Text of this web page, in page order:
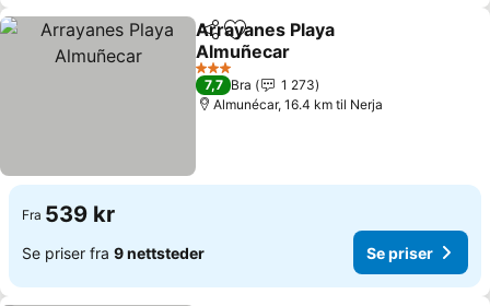
Del Legg til i favoritter
Arrayanes Playa
Almuñecar
3 Stjerner
7,7 Bra
1 273
Almunécar, 16.4 km til Nerja
Fra 539 kr
Se priser fra 9 nettsteder Se priser